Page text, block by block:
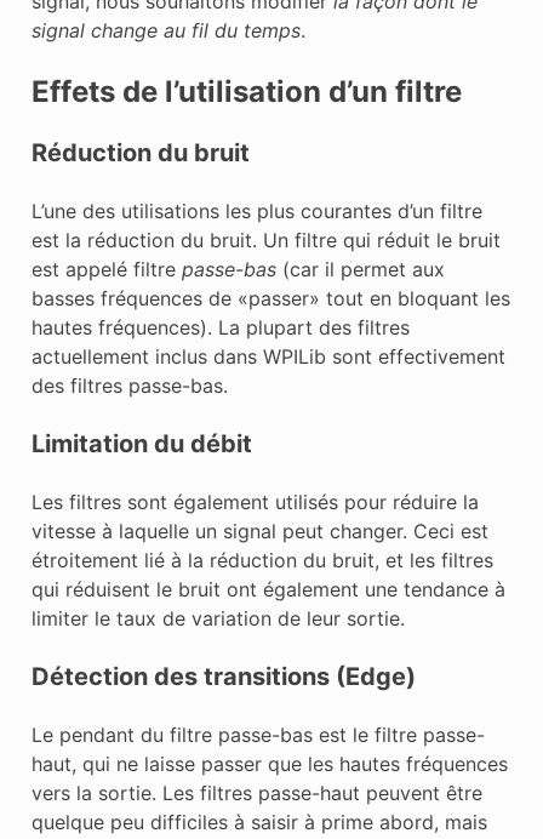
signal change au fil du temps.
Effets de l’utilisation d’un filtre
Réduction du bruit
L’une des utilisations les plus courantes d’un filtre
est la réduction du bruit. Un filtre qui réduit le bruit
est appelé filtre passe-bas(car il permet aux
basses fréquences de «passer» tout en bloquant les
hautes fréquences). La plupart des filtres
actuellement inclus dans WPILib sont effectivement
des filtres passe-bas.
Limitation du débit
Les filtres sont également utilisés pour réduire la
vitesse à laquelle un signal peut changer. Ceci est
étroitement lié à la réduction du bruit, et les filtres
qui réduisent le bruit ont également une tendance à
limiter le taux de variation de leur sortie.
Détection des transitions (Edge)
Le pendant du filtre passe-bas est le filtre passe-
haut, qui ne laisse passer que les hautes fréquences
vers la sortie. Les filtres passe-haut peuvent être
quelque peu difficiles à saisir à prime abord, mais